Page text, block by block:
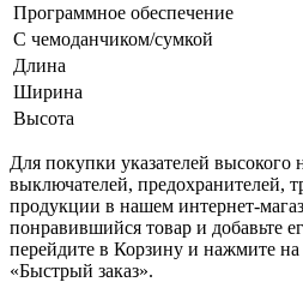
Программное обеспечение
С чемоданчиком/сумкой
Длина
Ширина
Высота
Для покупки указателей высокого
выключателей, предохранителей,
продукции в нашем интернет-
понравившийся товар и добавьте
перейдите в Корзину и нажмите
«Быстрый заказ».